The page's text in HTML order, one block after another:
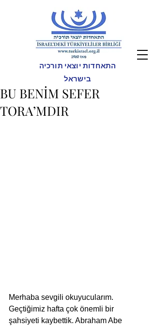
התאחדות יוצאי תורכיה
בישראל
BU BENİM SEFER
TORA’MDIR
Merhaba sevgili okuyucularım.
Geçtiğimiz hafta çok önemli bir
şahsiyeti kaybettik. Abraham Abe